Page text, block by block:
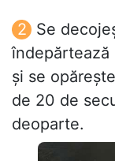
Se
îndepărtează
și se
de 20 de
deoparte.